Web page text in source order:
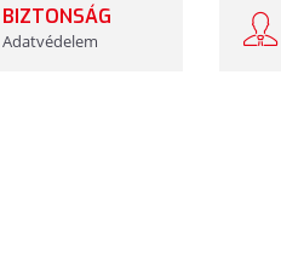
BIZTONSÁG
Adatvédelem